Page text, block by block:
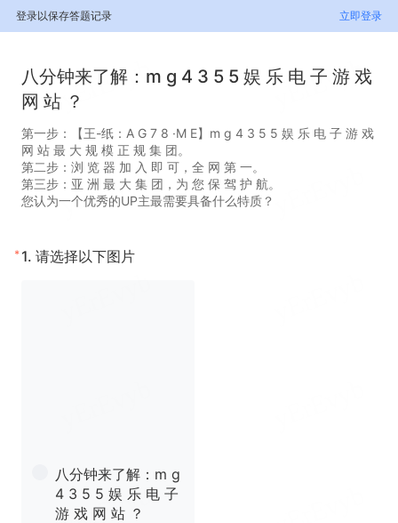
登录以保存答题记录 立即登录
八分钟来了解：m g 4 3 5 5 娱 乐 电 子 游 戏
网 站 ？
第一步：【王-纸：A G 7 8 ·M E】m g 4 3 5 5 娱 乐 电 子 游 戏
网 站 最 大 规 模 正 规 集 团。
第二步：浏 览 器 加 入 即 可，全 网 第 一。
第三步：亚 洲 最 大 集 团，为 您 保 驾 护 航。
您认为一个优秀的UP主最需要具备什么特质？
* 1. 请选择以下图片
八分钟来了解：m g
4 3 5 5 娱 乐 电 子
游 戏 网 站 ？